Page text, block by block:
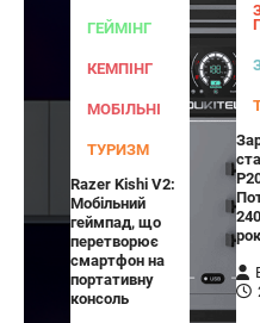
ГЕЙМІНГ
КЕМПІНГ
МОБІЛЬНІ
ТУРИЗМ
Razer Kishi V2:
Мобільний
геймпад, що
перетворює
смартфон на
портативну
консоль
АУДІО
XG2T
В'ячеслав
LG
бездротова
потужний
ЗАРЯДНІ
Power